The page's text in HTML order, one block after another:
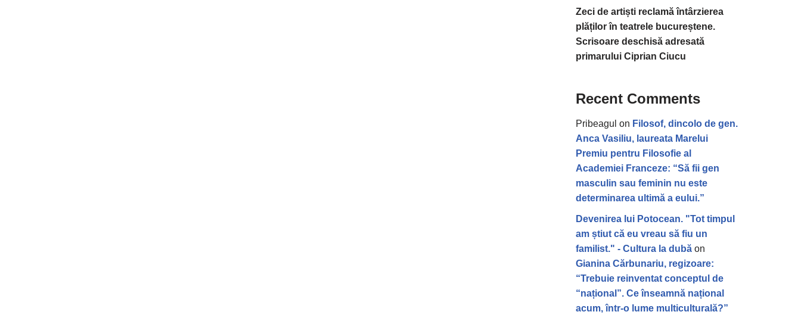
Zeci de artiști reclamă întârzierea
plăților în teatrele bucureștene.
Scrisoare deschisă adresată
primarului Ciprian Ciucu
Recent Comments
Pribeagul on Filosof, dincolo de gen.
Anca Vasiliu, laureata Marelui
Premiu pentru Filosofie al
Academiei Franceze: “Să fii gen
masculin sau feminin nu este
determinarea ultimă a eului.”
Devenirea lui Potocean. "Tot timpul
am știut că eu vreau să fiu un
familist." - Cultura la dubă on
Gianina Cărbunariu, regizoare:
“Trebuie reinventat conceptul de
“național”. Ce înseamnă național
acum, într-o lume multiculturală?”